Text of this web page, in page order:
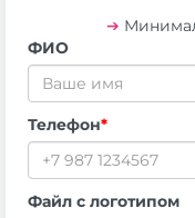
➔
ФИО
Телефон*
Файл с логотипом